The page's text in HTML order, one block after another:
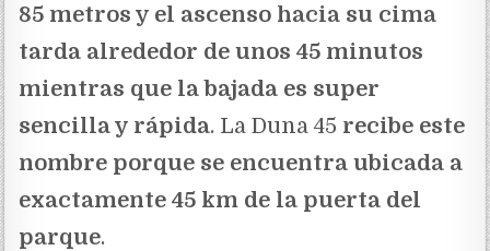
85 metros y el ascenso hacia su cima
tarda alrededor de unos 45 minutos
mientras que la bajada es super
sencilla y rápida. La Duna 45 recibe este
nombre porque se encuentra ubicada a
exactamente 45 km de la puerta del
parque.